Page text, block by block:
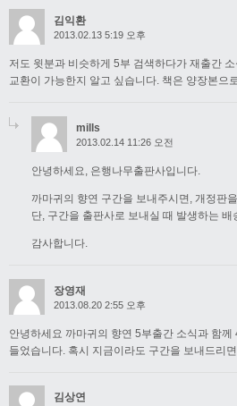
김익환
2013.02.13 5:19 오후
저도 윗분과 비슷하게 5부 검색하다가 재출간
교환이 가능한지 알고 싶습니다. 책은 양장본으
mills
2013.02.14 11:26 오전
안녕하세요, 은행나무출판사입니다.
까마귀의 향연 구간을 보내주시면, 개정판
단, 구간을 출판사로 보내실 때 발생하는
감사합니다.
장영재
2013.08.20 2:55 오후
안녕하세요 까마귀의 향연 5부출간 소식과 함
들었습니다. 혹시 지금이라도 구간을 보내드리
김상연